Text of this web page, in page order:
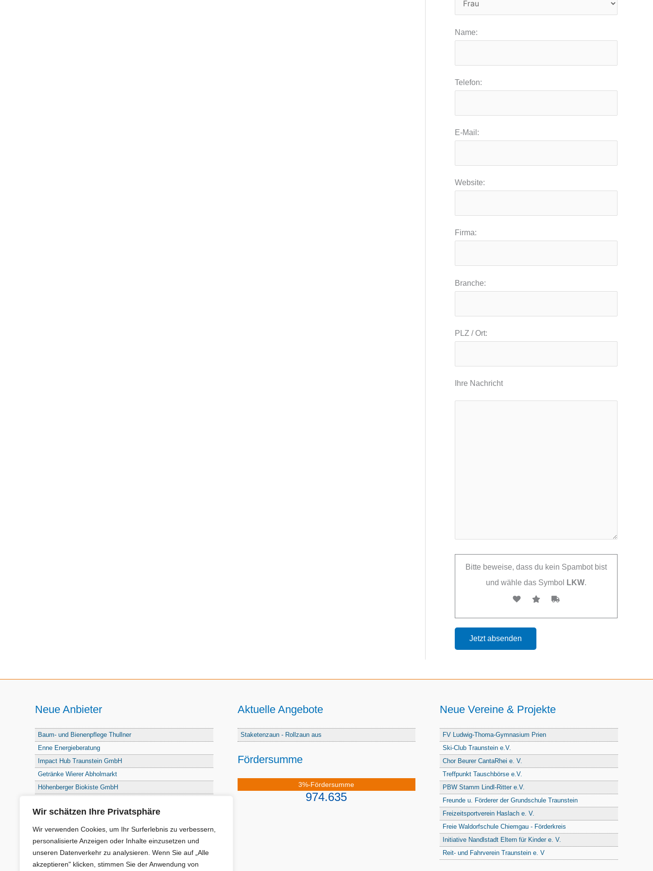
Wir schätzen Ihre Privatsphäre
Wir verwenden Cookies, um Ihr Surferlebnis zu verbessern,
personalisierte Anzeigen oder Inhalte einzusetzen und
unseren Datenverkehr zu analysieren. Wenn Sie auf „Alle
akzeptieren" klicken, stimmen Sie der Anwendung von
Name:
Telefon:
E-Mail:
Website:
Firma:
Branche:
PLZ / Ort:
Ihre Nachricht
Bitte beweise, dass du kein Spambot bist
und wähle das Symbol
LKW.
Neue Anbieter
Baum- und Bienenpflege Thullner
Enne Energieberatung
Impact Hub Traunstein GmbH
Getränke Wierer Abholmarkt
Höhenberger Biokiste GmbH
EnergieSPARberatung Chiemgau
Checkers Jungle Hut
Wochinger Brauhaus
RGGR Regionalgemüse
Aktuelle Angebote
Staketenzaun - Rollzaun aus
Fördersumme
3%-Fördersumme
974.635
Neue Vereine & Projekte
FV Ludwig-Thoma-Gymnasium Prien
Ski-Club Traunstein e.V.
Chor Beurer CantaRhei e. V.
Treffpunkt Tauschbörse e.V.
PBW Stamm Lindl-Ritter e.V.
Freunde u. Förderer der Grundschule Traunstein
Freizeitsportverein Haslach e. V.
Freie Waldorfschule Chiemgau - Förderkreis
Initiative Nandlstadt Eltern für Kinder e. V.
Reit- und Fahrverein Traunstein e. V